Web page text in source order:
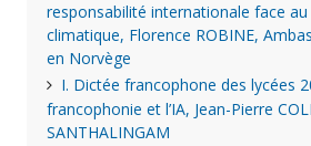
responsabilité internationale face
climatique, Florence ROBINE,
en Norvège
I. Dictée francophone des lycées
francophonie et l’IA, Jean-Pierre
SANTHALINGAM